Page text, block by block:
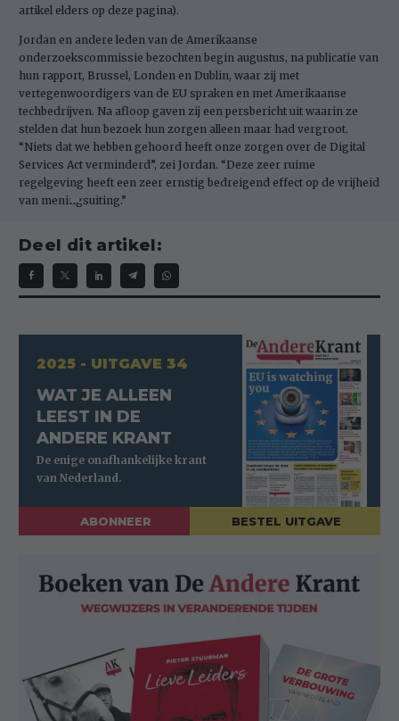
artikel elders op deze pagina).
Jordan en andere leden van de Amerikaanse
onderzoekscommissie bezochten begin augustus, na publicatie van
hun rapport, Brussel, Londen en Dublin, waar zij met
vertegenwoordigers van de EU spraken en met Amerikaanse
techbedrijven. Na afloop gaven zij een persbericht uit waarin ze
stelden dat hun bezoek hun zorgen alleen maar had vergroot.
“Niets dat we hebben gehoord heeft onze zorgen over de Digital
Services Act verminderd”, zei Jordan. “Deze zeer ruime
regelgeving heeft een zeer ernstig bedreigend effect op de vrijheid
van meningsuiting.”
Deel dit artikel:
2025 - UITGAVE 34
WAT JE ALLEEN
LEEST IN DE
ANDERE KRANT
ABONNEER BESTEL UITGAVE